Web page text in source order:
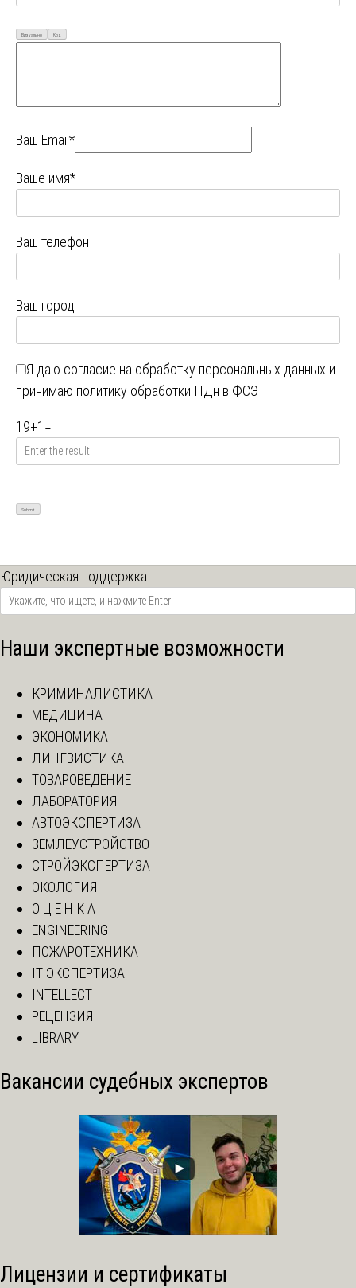
Визуально Код
Ваш Email*
Ваше имя*
Ваш телефон
Ваш город
Я даю согласие на обработку персональных данных и
принимаю политику обработки ПДн в ФСЭ
19+1 =
Юридическая поддержка
Наши экспертные возможности
КРИМИНАЛИСТИКА
МЕДИЦИНА
ЭКОНОМИКА
ЛИНГВИСТИКА
ТОВАРОВЕДЕНИЕ
ЛАБОРАТОРИЯ
АВТОЭКСПЕРТИЗА
ЗЕМЛЕУСТРОЙСТВО
СТРОЙЭКСПЕРТИЗА
ЭКОЛОГИЯ
О Ц Е Н К А
ENGINEERING
ПОЖАРОТЕХНИКА
IT ЭКСПЕРТИЗА
INTELLECT
РЕЦЕНЗИЯ
LIBRARY
Вакансии судебных экспертов
Лицензии и сертификаты